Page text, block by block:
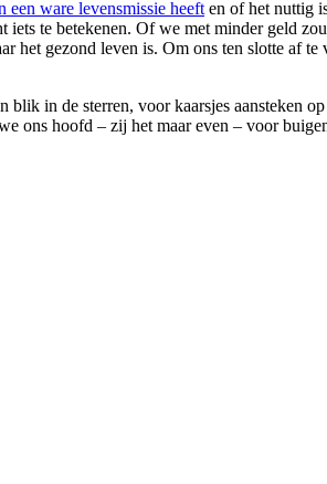
een ware levensmissie heeft en of het nuttig
te betekenen. Of we met minder geld
het gezond leven is. Om ons ten slotte af
in de sterren, voor kaarsjes aansteken
ons hoofd – zij het maar even – voor